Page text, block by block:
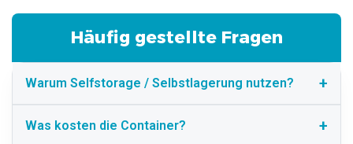
Häufig gestellte Fragen
Warum Selfstorage / Selbstlagerung nutzen?
Was kosten die Container?